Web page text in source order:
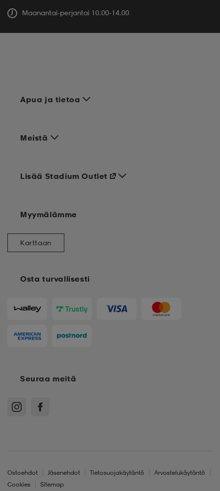
Maanantai-perjantai 10.00-14.00
Apua ja tietoa
Meistä
Osta turvallisesti
Lisää Stadium Outlet
Myymälämme
Karttaan
Seuraa meitä
Ostoehdot Jäsenehdot Tietosuojakäytäntö
Arvostelukäytäntö
Cookies
Sitemap